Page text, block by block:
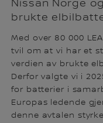
Nissan Norge
brukte
Med over 80 000
tvil om at vi har et
verdien av brukte
Derfor valgte vi i
for batterier i
Europas ledende
denne avtalen